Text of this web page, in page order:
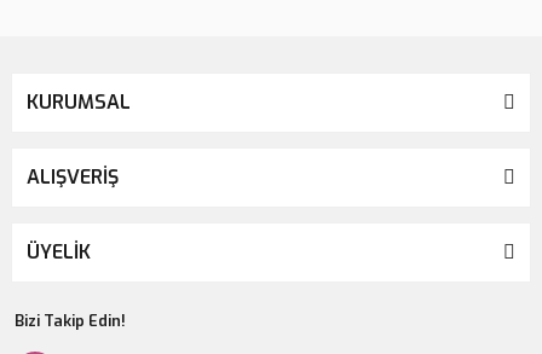
KURUMSAL
ALIŞVERİŞ
ÜYELİK
Bizi Takip Edin!